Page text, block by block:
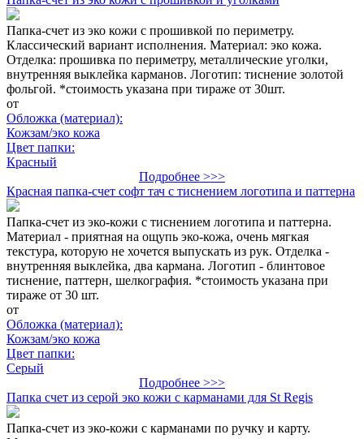
Папка-счет из эко кожи с прошивкой по периметру.
Классический вариант исполнения. Материал: эко кожа.
Отделка: прошивка по периметру, металлические уголки,
внутренняя выклейка карманов. Логотип: тиснение золотой
фольгой. *стоимость указана при тираже от 30шт.
от
Обложка (материал):
Кожзам/эко кожа
Цвет папки:
Красный
Подробнее >>>
Красная папка-счет софт тач с тиснением логотипа и паттерна
Папка-счет из эко-кожи с тиснением логотипа и паттерна.
Материал - приятная на ощупь эко-кожа, очень мягкая
текстура, которую не хочется выпускать из рук. Отделка -
внутренняя выклейка, два кармана. Логотип - блинтовое
тиснение, паттерн, шелкография. *стоимость указана при
тираже от 30 шт.
от
Обложка (материал):
Кожзам/эко кожа
Цвет папки:
Серый
Подробнее >>>
Папка счет из серой эко кожи с карманами для St Regis
Папка-счет из эко-кожи с карманами по ручку и карту.